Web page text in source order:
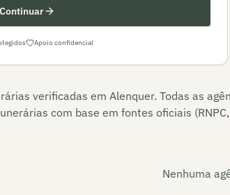
Continuar
Apoio confidencial
verificadas em Alenquer. Todas as
com base em fontes oficiais
Nenhuma